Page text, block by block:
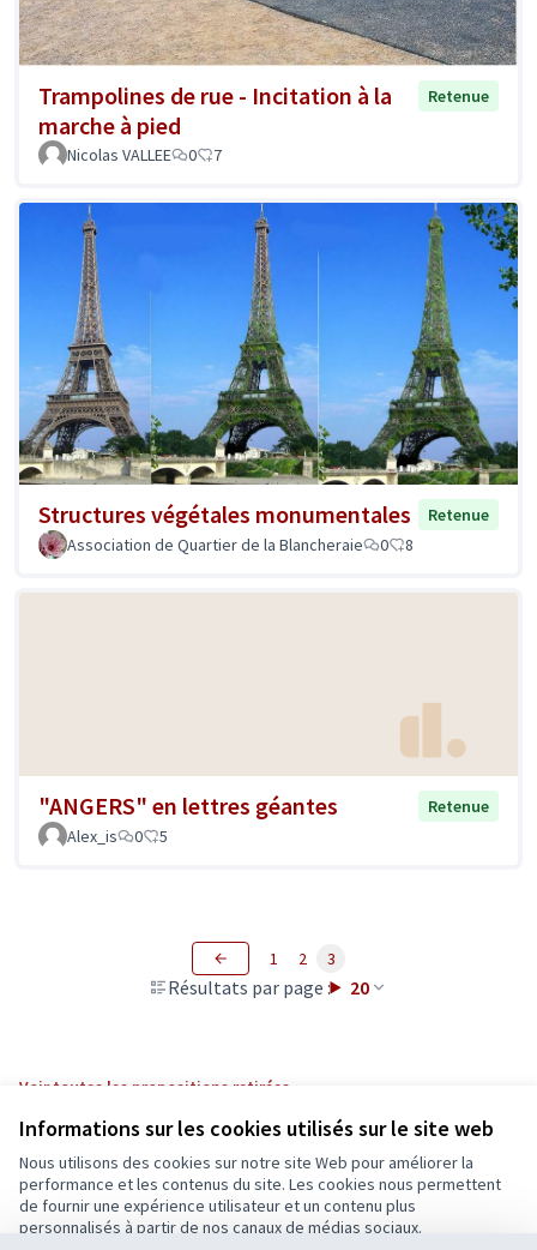
Informations sur les cookies utilisés sur le site web
Nous utilisons des cookies sur notre site Web pour améliorer la
performance et les contenus du site. Les cookies nous permettent
de fournir une expérience utilisateur et un contenu plus
personnalisés à partir de nos canaux de médias sociaux.
Trampolines de rue - Incitation à la
marche à pied
Retenue
Nicolas VALLEE 0 7
Structures végétales monumentales
Retenue
Association de Quartier de la Blancheraie
0 8
"ANGERS" en lettres géantes
Retenue
Alex_is
0 5
Résultats par page : 20
1 2 3
Voir toutes les propositions retirées
Conditions d'utilisation
Paramètres des cookies
Ecrivons Angers sur X
Ecrivons Angers sur Facebook